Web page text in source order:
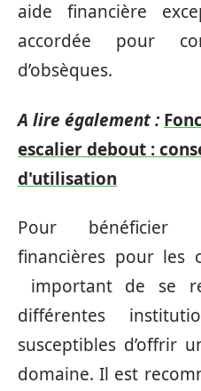
aide financière
accordée pour
d’obsèques.
A lire également :
escalier debout :
d'utilisation
Pour bénéficier
financières pour les
important de se
différentes
susceptibles d’offrir
domaine. Il est